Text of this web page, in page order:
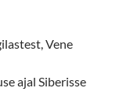
Vene
ajal Siberisse